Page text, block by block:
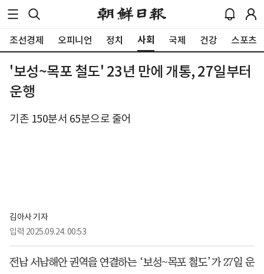
조선경제 오피니언 정치 사회 국제 건강 스포츠
'보성~목포 철도' 23년 만에 개통, 27일부터
운행
기존 150분서 65분으로 줄어
김아사 기자
입력 2025.09.24. 00:53
전남 서남해안 권역을 연결하는 ‘보성~목포 철도’가 27일 운